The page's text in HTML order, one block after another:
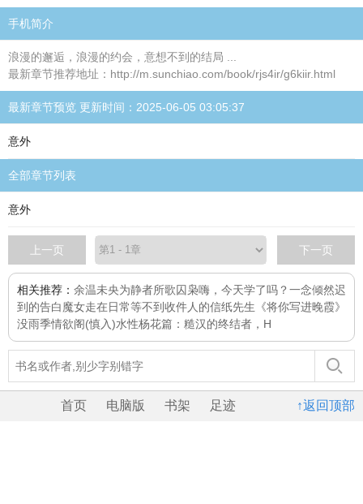
手机简介
浪漫的邂逅，浪漫的约会，意想不到的结局 ...
最新章节推荐地址：http://m.sunchiao.com/book/rjs4ir/g6kiir.html
最新章节预览 更新时间：2025-06-05 03:05:37
意外
全部章节列表
意外
上一页 下一页
相关推荐： 余温未央为静者所歌囚枭嗨，今天学了吗？一念倾然迟
到的告白魔女走在日常等不到收件人的信纸先生 《将你写进晚霞》
没雨季情欲阁(慎入)水性杨花篇：糙汉的终结者，H
↑返回顶部
首页 电脑版 书架 足迹